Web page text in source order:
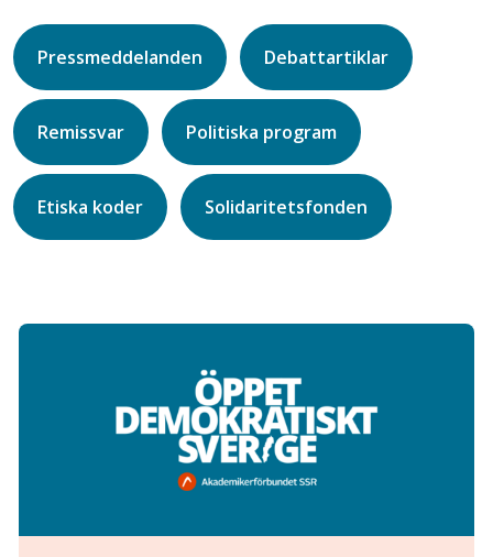
Pressmeddelanden Debattartiklar
Remissvar Politiska program
Etiska koder Solidaritetsfonden